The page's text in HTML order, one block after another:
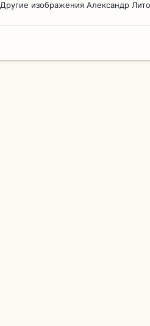
Другие изображения Александр